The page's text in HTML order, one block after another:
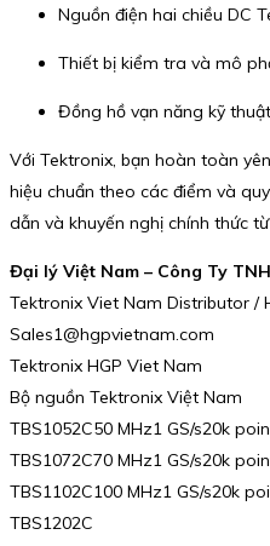
Nguồn điện hai chiều DC
Thiết bị kiểm tra và mô
Đồng hồ vạn năng kỹ
Với Tektronix, bạn hoàn toàn
hiệu chuẩn theo các điểm và
dẫn và khuyến nghị chính thức
Đại lý Việt Nam – Công Ty
Tektronix Viet Nam Distributor /
Sales1@hgpvietnam.com
Tektronix HGP Viet Nam
Bộ nguồn Tektronix Việt Nam
TBS1052C50 MHz1 GS/s20k
TBS1072C70 MHz1 GS/s20k
TBS1102C100 MHz1 GS/s20k
TBS1202C